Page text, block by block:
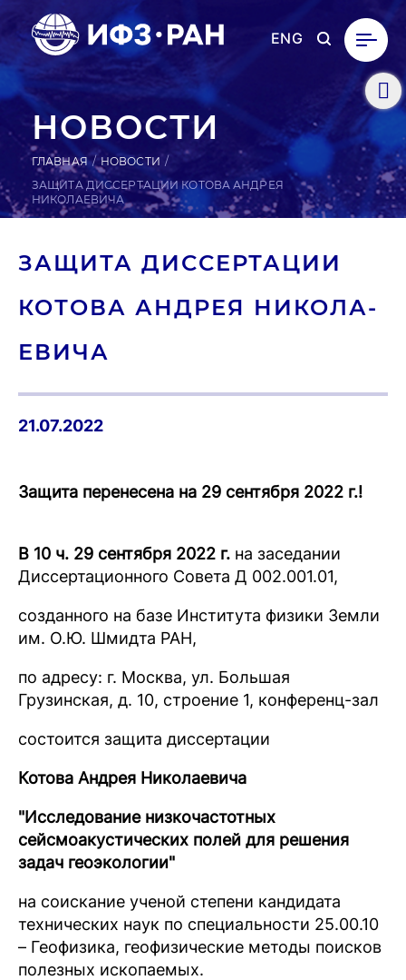
ENG
НОВОСТИ
ГЛАВНАЯ
НОВОСТИ
ЗАЩИТА ДИССЕРТАЦИИ КОТОВА АНДРЕЯ
НИКОЛАЕВИЧА
ЗАЩИТА ДИС­СЕРТА­ЦИИ
КОТОВА АНДРЕЯ НИ­КОЛА­
ЕВИ­ЧА
21.07.2022
Защита перенесена на 29 сентября 2022 г.!
В 10 ч. 29 сентября 2022 г. на заседании
Диссертационного Совета Д 002.001.01,
созданного на базе Института физики Земли
им. О.Ю. Шмидта РАН,
по адресу: г. Москва, ул. Большая
Грузинская, д. 10, строение 1, конференц-зал
состоится защита диссертации
Котова Андрея Николаевича
"Исследование низкочастотных
сейсмоакустических полей для решения
задач геоэкологии"
на соискание ученой степени кандидата
технических наук по специальности 25.00.10
– Геофизика, геофизические методы поисков
полезных ископаемых.